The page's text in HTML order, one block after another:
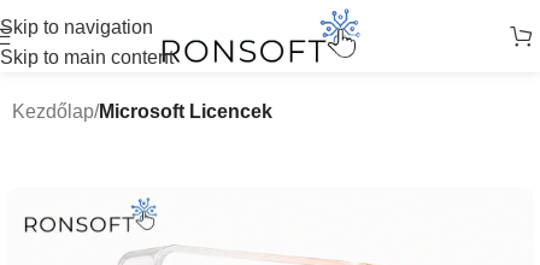
Skip to navigation
Skip to main content
Kezdőlap Microsoft Licencek